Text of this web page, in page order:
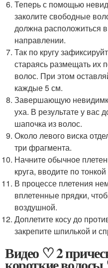
Теперь с помощью
заколите свободные
должна расположиться
направлении.
Так по кругу
стараясь размещать их
волос. При этом
каждые 5 см.
Завершающую
уха. В результате у вас
шапочка из волос.
Около левого виска
три фрагмента.
Начните обычное
круга, вводите по
В процессе плетения
вплетенные прядки,
воздушной.
Доплетите косу до
закрепите шпилькой и
Видео ♡ 2